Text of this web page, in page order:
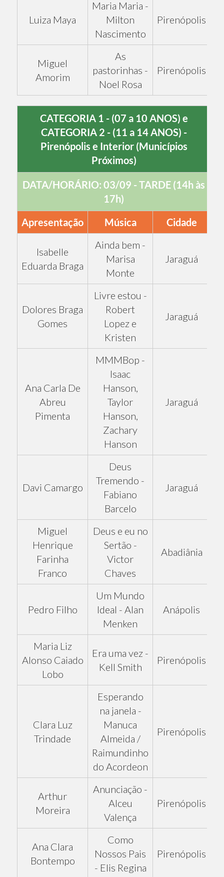
Luiza Maya
Maria Maria -
Milton
Nascimento
Pirenópolis
Miguel
Amorim
As
pastorinhas -
Noel Rosa
Pirenópolis
CATEGORIA 1 - (07 a 10 ANOS) e
CATEGORIA 2 - (11 a 14 ANOS) -
Pirenópolis e Interior (Municípios
Próximos)
DATA/HORÁRIO: 03/09 - TARDE (14h às
17h)
Apresentação
Música Cidade
Isabelle
Eduarda Braga
Ainda bem -
Marisa
Monte
Jaraguá
Dolores Braga
Gomes
Livre estou -
Robert
Lopez e
Kristen
Jaraguá
Ana Carla De
Abreu
Pimenta
MMMBop -
Isaac
Hanson,
Taylor
Hanson,
Zachary
Hanson
Jaraguá
Davi Camargo
Deus
Tremendo -
Fabiano
Barcelo
Jaraguá
Miguel
Henrique
Farinha
Franco
Deus e eu no
Sertão -
Victor
Chaves
Abadiânia
Pedro Filho
Um Mundo
Ideal - Alan
Menken
Anápolis
Maria Liz
Alonso Caiado
Lobo
Era uma vez -
Kell Smith
Pirenópolis
Clara Luz
Trindade
Esperando
na janela -
Manuca
Almeida /
Raimundinho
do Acordeon
Pirenópolis
Arthur
Moreira
Anunciação -
Alceu
Valença
Pirenópolis
Ana Clara
Bontempo
Como
Nossos Pais
- Elis Regina
Pirenópolis